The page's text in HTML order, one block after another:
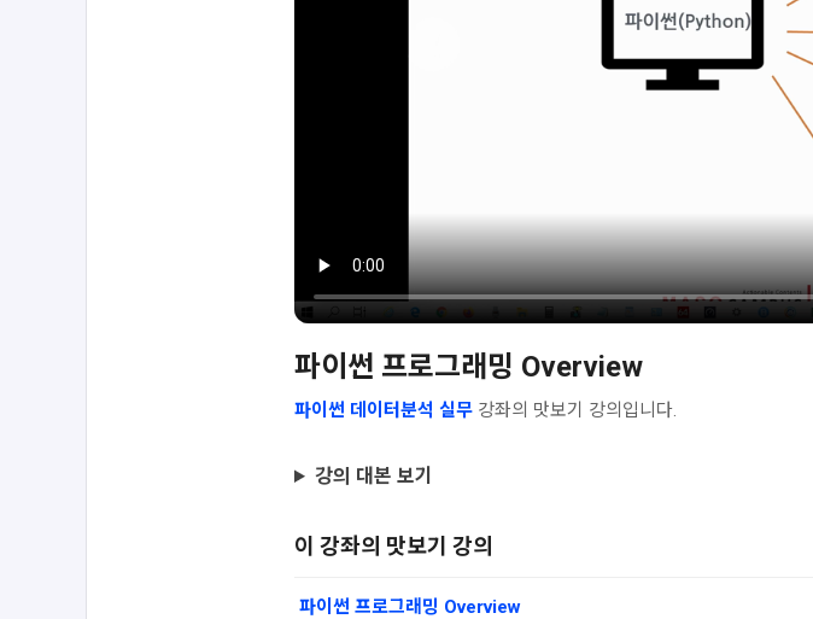
파이썬 프로그래밍 Overview
파이썬 데이터분석 실무 강좌의 맛보기 강의입니다.
강의 대본 보기
이 강좌의 맛보기 강의
파이썬 프로그래밍 Overview